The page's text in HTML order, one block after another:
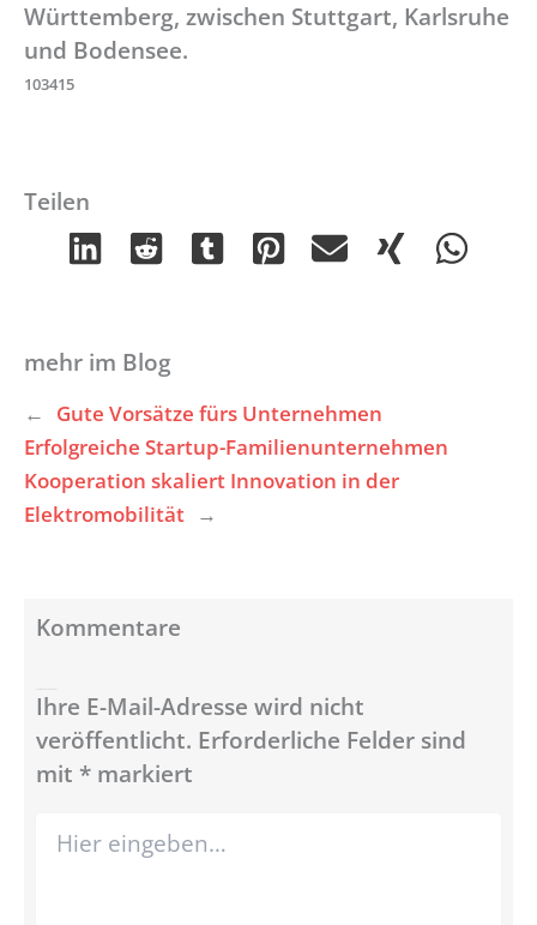
Württemberg, zwischen Stuttgart, Karlsruhe
und Bodensee.
103415
Teilen
mehr im Blog
←
Gute Vorsätze fürs Unternehmen
Erfolgreiche Startup-Familienunternehmen
Kooperation skaliert Innovation in der
Elektromobilität →
Kommentare
Ihre E-Mail-Adresse wird nicht
veröffentlicht. Erforderliche Felder sind
mit * markiert
eingeben…